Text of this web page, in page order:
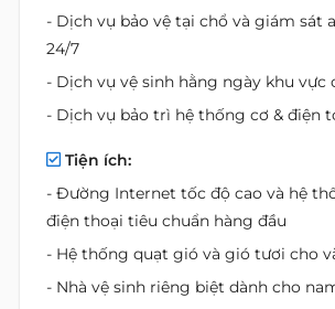
- Dịch vụ bảo vệ tại chổ và giám sát
24/7
- Dịch vụ vệ sinh hằng ngày khu vực
- Dịch vụ bảo trì hệ thống cơ & điện
Tiện ích:
- Đường Internet tốc độ cao và hệ
điện thoại tiêu chuẩn hàng đầu
- Hệ thống quạt gió và gió tươi cho
- Nhà vệ sinh riêng biệt dành cho